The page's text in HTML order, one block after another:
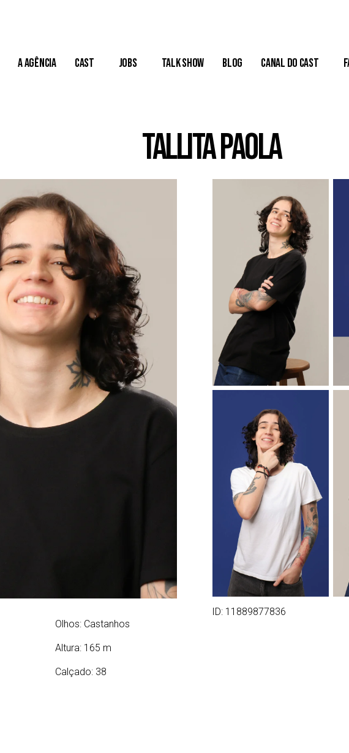
A Agência Cast Jobs Talk Show Blog Canal do Cast
Tallita Paola
Olhos: Castanhos
Altura: 165 m
Calçado: 38
ID: 11889877836